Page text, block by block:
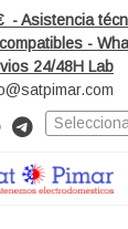
- Asistencia
-
24/48H Lab